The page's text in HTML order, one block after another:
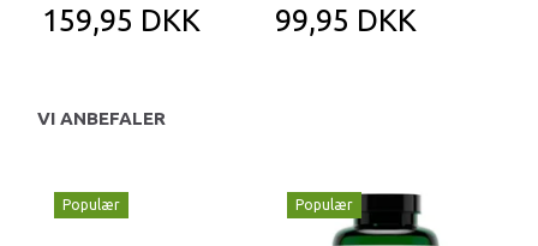
159,95 DKK 99,95 DKK
VI ANBEFALER
Populær Populær